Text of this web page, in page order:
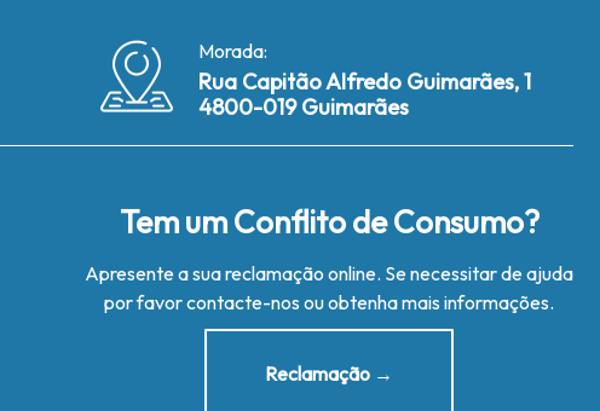
Morada:
Rua Capitão Alfredo Guimarães, 1
4800-019 Guimarães
Tem um Conflito de Consumo?
Apresente a sua reclamação online. Se necessitar de ajuda
por favor contacte-nos ou obtenha mais informações.
Reclamação →